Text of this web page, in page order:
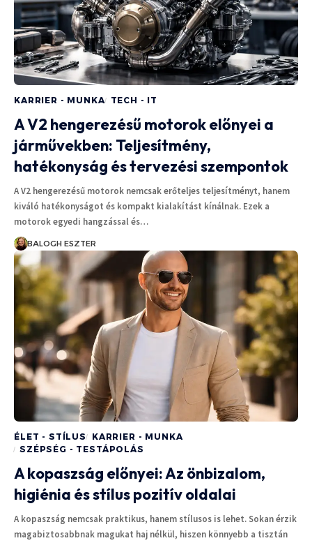
KARRIER - MUNKA TECH - IT
A V2 hengerezésű motorok előnyei a
járművekben: Teljesítmény,
hatékonyság és tervezési szempontok
A V2 hengerezésű motorok nemcsak erőteljes teljesítményt, hanem
kiváló hatékonyságot és kompakt kialakítást kínálnak. Ezek a
motorok egyedi hangzással és…
BALOGH ESZTER
ÉLET - STÍLUS
KARRIER - MUNKA
SZÉPSÉG - TESTÁPOLÁS
A kopaszság előnyei: Az önbizalom,
higiénia és stílus pozitív oldalai
A kopaszság nemcsak praktikus, hanem stílusos is lehet. Sokan érzik
magabiztosabbnak magukat haj nélkül, hiszen könnyebb a tisztán